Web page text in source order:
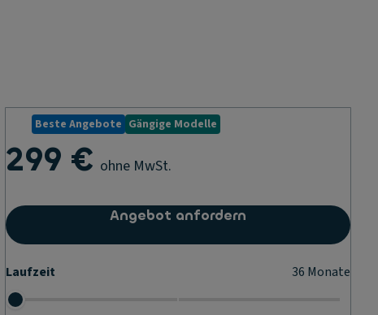
Beste Angebote Gängige Modelle
299 € ohne MwSt.
Angebot anfordern
Laufzeit 36 Monate